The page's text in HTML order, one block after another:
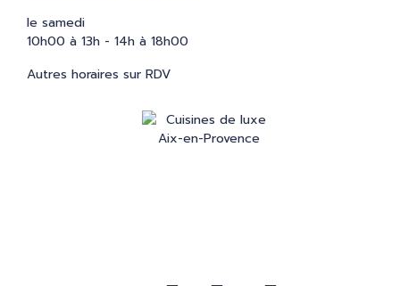
le samedi
10h00 à 13h - 14h à 18h00
Autres horaires sur RDV